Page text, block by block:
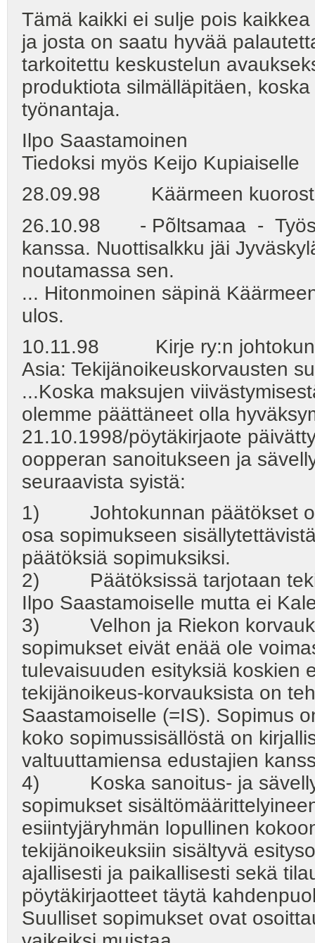
Tämä kaikki ei sulje pois
ja josta on saatu hyvää
tarkoitettu keskustelun
produktiota silmälläpitäen,
työnantaja.
Ilpo Saastamoinen
Tiedoksi myös Keijo Kupiaiselle
28.09.98 Käärmeen
26.10.98 - Põltsamaa -
kanssa. Nuottisalkku jäi
noutamassa sen.
... Hitonmoinen säpinä
ulos.
10.11.98 Kirje ry:n
Asia: Tekijänoikeuskorvausten
...Koska maksujen
olemme päättäneet olla
21.10.1998/pöytäkirjaote
oopperan sanoitukseen ja
seuraavista syistä:
1) Johtokunnan päätökset
osa sopimukseen
päätöksiä sopimuksiksi.
2) Päätöksissä tarjotaan
Ilpo Saastamoiselle mutta ei
3) Velhon ja Riekon
sopimukset eivät enää ole
tulevaisuuden esityksiä koskien
tekijänoikeus-korvauksista on
Saastamoiselle (=IS). Sopimus
koko sopimussisällöstä on
valtuuttamiensa edustajien
4) Koska sanoitus- ja
sopimukset
esiintyjäryhmän lopullinen
tekijänoikeuksiin sisältyvä
ajallisesti ja paikallisesti sekä
pöytäkirjaotteet täytä
Suulliset sopimukset ovat